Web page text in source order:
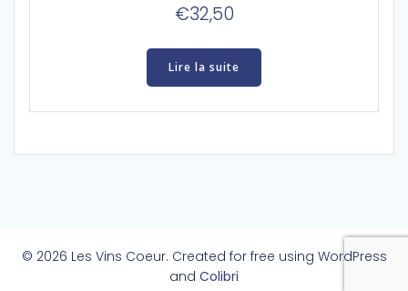
€32,50
Lire la suite
© 2026 Les Vins Coeur. Created for free using WordPress
and Colibri